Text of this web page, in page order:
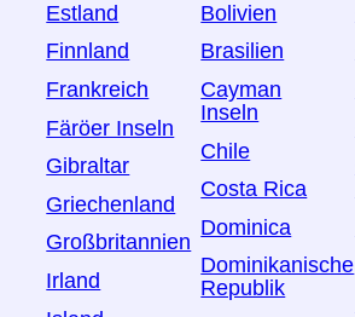
Estland
Finnland
Frankreich
Färöer Inseln
Gibraltar
Griechenland
Großbritannien
Irland
Bolivien
Brasilien
Cayman
Inseln
Chile
Costa Rica
Dominica
Dominikanische
Republik